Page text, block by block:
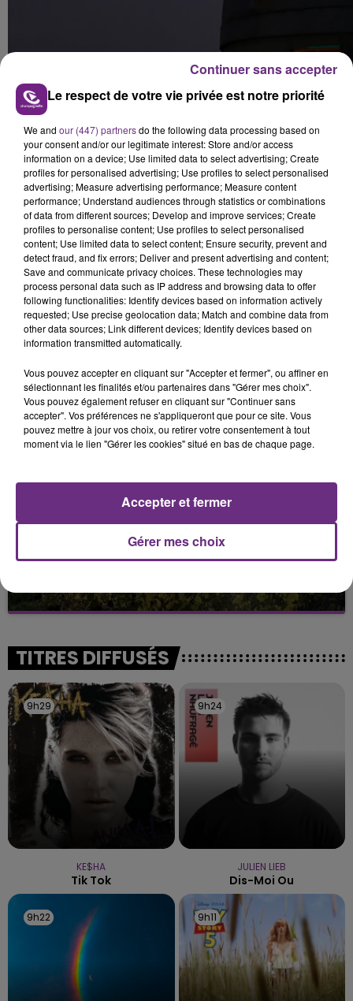
FIL D'ACTUS
UNE JEUNE AUTOMOBILISTE GRIÈVEMENT
BLESSÉE
Une automobiliste s'est retrouvée piégée dans
son véhicule après une collision avec un poids
lourd. Très grièvement blessée, la jeune femme
SI TOUT LE MONDE FAIT ÇA, MOI L'ANNÉE
PROCHAINE JE VENDANGE EN...
La vendange en Champagne a débuté ce jeudi 6
jamais vu !
TITRES DIFFUSÉS
9h29
9h29
KE$HA
Tik Tok
9h24
9h24
JULIEN LIEB
Dis-Moi Ou
9h22
9h22 9h11
9h11
Le respect de votre vie privée est notre priorité
We and our (447) partnersdo the following data processing based on
your consent and/or our legitimate interest: Store and/or access
information on a device; Use limited data to select advertising; Create
profiles for personalised advertising; Use profiles to select personalised
advertising; Measure advertising performance; Measure content
performance; Understand audiences through statistics or combinations
of data from different sources; Develop and improve services; Create
profiles to personalise content; Use profiles to select personalised
content; Use limited data to select content; Ensure security, prevent and
detect fraud, and fix errors; Deliver and present advertising and content;
Save and communicate privacy choices. These technologies may
process personal data such as IP address and browsing data to offer
following functionalities: Identify devices based on information actively
requested; Use precise geolocation data; Match and combine data from
other data sources; Link different devices; Identify devices based on
information transmitted automatically.
Vous pouvez accepter en cliquant sur "Accepter et fermer", ou affiner en
sélectionnant les finalités et/ou partenaires dans "Gérer mes choix".
Vous pouvez également refuser en cliquant sur "Continuer sans
accepter". Vos préférences ne s'appliqueront que pour ce site. Vous
pouvez mettre à jour vos choix, ou retirer votre consentement à tout
moment via le lien "Gérer les cookies" situé en bas de chaque page.
Gérer mes choix
Accepter et fermer
Continuer sans accepter